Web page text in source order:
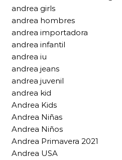
andrea girls
andrea hombres
andrea importadora
andrea infantil
andrea iu
andrea jeans
andrea juvenil
andrea kid
Andrea Kids
Andrea Niñas
Andrea Niños
Andrea Primavera 2021
Andrea USA